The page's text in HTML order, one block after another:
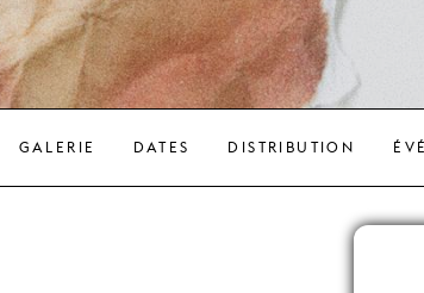
GALERIE DATES DISTRIBUTION